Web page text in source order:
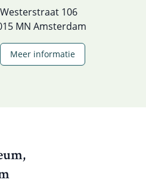
Westerstraat 106
MN Amsterdam
Meer informatie